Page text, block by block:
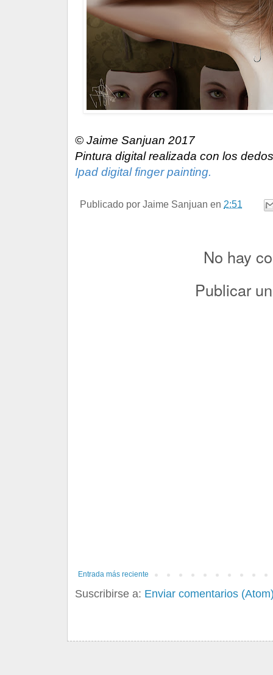
© Jaime Sanjuan 2017
Pintura digital realizada con los
Ipad digital finger painting.
Publicado por Jaime Sanjuan en 2:51
No hay
Publicar
Entrada más reciente
Suscribirse a: Enviar comentarios